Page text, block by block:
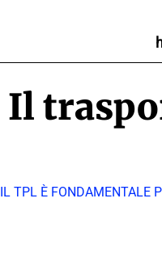
Il
IL TPL È FONDAMENTALE